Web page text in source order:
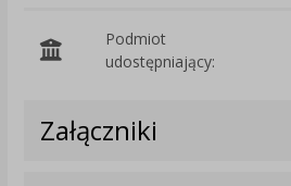
Podmiot
udostępniający:
Załączniki